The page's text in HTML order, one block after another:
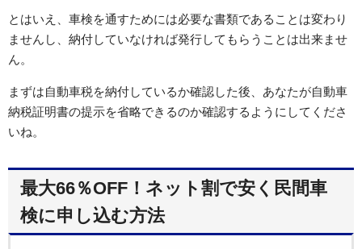
とはいえ、車検を通すためには必要な書類であることは変わり
ませんし、納付していなければ発行してもらうことは出来ませ
ん。
まずは自動車税を納付しているか確認した後、あなたが自動車
納税証明書の提示を省略できるのか確認するようにしてくださ
いね。
最大66％OFF！ネット割で安く民間車
検に申し込む方法